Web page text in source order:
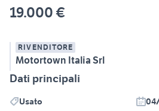
19.000 €
RIVENDITORE
Motortown Italia Srl
Dati principali
Usato